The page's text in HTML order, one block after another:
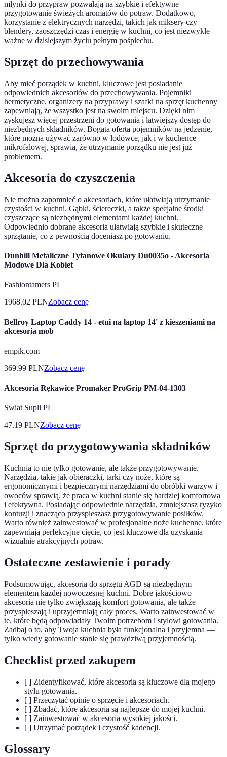
młynki do przypraw pozwalają na szybkie i efektywne
przygotowanie świeżych aromatów do potraw. Dodatkowo,
korzystanie z elektrycznych narzędzi, takich jak miksery czy
blendery, zaoszczędzi czas i energię w kuchni, co jest niezwykle
ważne w dzisiejszym życiu pełnym pośpiechu.
Sprzęt do przechowywania
Aby mieć porządek w kuchni, kluczowe jest posiadanie
odpowiednich akcesoriów do przechowywania. Pojemniki
hermetyczne, organizery na przyprawy i szafki na sprzęt kuchenny
zapewniają, że wszystko jest na swoim miejscu. Dzięki nim
zyskujesz więcej przestrzeni do gotowania i łatwiejszy dostęp do
niezbędnych składników. Bogata oferta pojemników na jedzenie,
które można używać zarówno w lodówce, jak i w kuchence
mikrofalowej, sprawia, że utrzymanie porządku nie jest już
problemem.
Akcesoria do czyszczenia
Nie można zapomnieć o akcesoriach, które ułatwiają utrzymanie
czystości w kuchni. Gąbki, ściereczki, a także specjalne środki
czyszczące są niezbędnymi elementami każdej kuchni.
Odpowiednio dobrane akcesoria ułatwiają szybkie i skuteczne
sprzątanie, co z pewnością doceniasz po gotowaniu.
Dunhill Metaliczne Tytanowe Okulary Du0035o - Akcesoria
Modowe Dla Kobiet
Fashiontamers PL
1968.02 PLNZobacz cenę
Bellroy Laptop Caddy 14 - etui na laptop 14' z kieszeniami na
akcesoria mob
empik.com
369.99 PLNZobacz cenę
Akcesoria Rękawice Promaker ProGrip PM-04-1303
Swiat Supli PL
47.19 PLNZobacz cenę
Sprzęt do przygotowywania składników
Kuchnia to nie tylko gotowanie, ale także przygotowywanie.
Narzędzia, takie jak obieraczki, tarki czy noże, które są
ergonomicznymi i bezpiecznymi narzędziami do obróbki warzyw i
owoców sprawią, że praca w kuchni stanie się bardziej komfortowa
i efektywna. Posiadając odpowiednie narzędzia, zmniejszasz ryzyko
kontuzji i znacząco przyspieszasz przygotowywanie posiłków.
Warto również zainwestować w profesjonalne noże kuchenne, które
zapewniają perfekcyjne cięcie, co jest kluczowe dla uzyskania
wizualnie atrakcyjnych potraw.
Ostateczne zestawienie i porady
Podsumowując, akcesoria do sprzętu AGD są niezbędnym
elementem każdej nowoczesnej kuchni. Dobre jakościowo
akcesoria nie tylko zwiększają komfort gotowania, ale także
przyspieszają i uprzyjemniają cały proces. Warto zainwestować w
te, które będą odpowiadały Twoim potrzebom i stylowi gotowania.
Zadbaj o to, aby Twoja kuchnia była funkcjonalna i przyjemna —
tylko wtedy gotowanie stanie się prawdziwą przyjemnością.
Checklist przed zakupem
[ ] Zidentyfikować, które akcesoria są kluczowe dla mojego
stylu gotowania.
[ ] Przeczytać opinie o sprzęcie i akcesoriach.
[ ] Zbadać, które akcesoria są najlepsze do mojej kuchni.
[ ] Zainwestować w akcesoria wysokiej jakości.
[ ] Utrzymać porządek i czystość kadencji.
Glossary